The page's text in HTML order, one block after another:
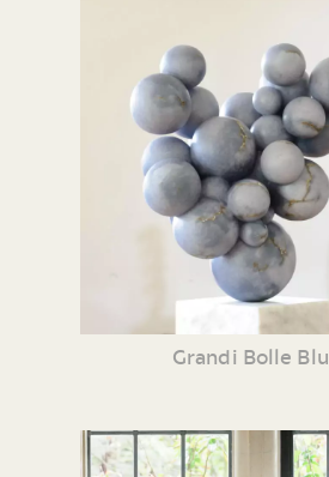
Grandi Bolle Blu